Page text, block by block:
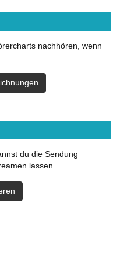
nachhören, wenn
du die Sendung
lassen.